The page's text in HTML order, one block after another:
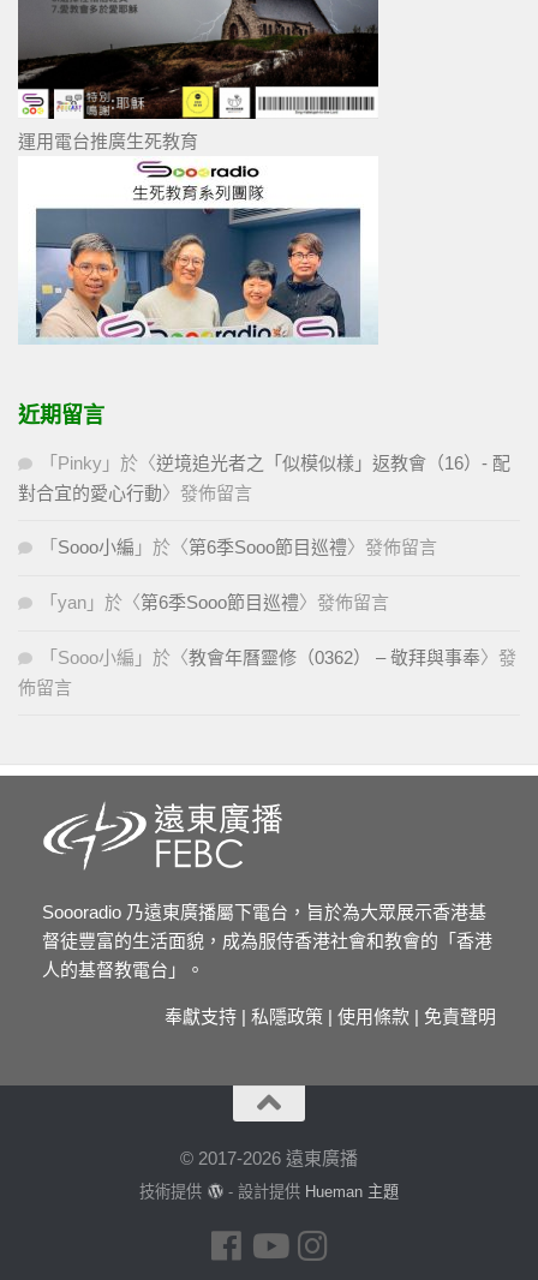
運用電台推廣生死教育
近期留言
「 Pinky 」於〈逆境追光者之「似模似樣」返教會（16）- 配
對合宜的愛心行動〉發佈留言
「 Sooo小編 」於〈第6季Sooo節目巡禮〉發佈留言
「 yan 」於〈第6季Sooo節目巡禮〉發佈留言
「 Sooo小編 」於〈教會年曆靈修（0362） – 敬拜與事奉〉發
佈留言
Soooradio 乃遠東廣播屬下電台，旨於為大眾展示香港基
督徒豐富的生活面貌，成為服侍香港社會和教會的「香港
人的基督教電台」。
奉獻支持 | 私隱政策 | 使用條款 | 免責聲明
© 2017-2026 遠東廣播
技術提供 - 設計提供 Hueman 主題